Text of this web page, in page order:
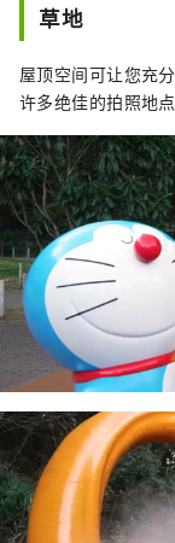
草地
屋顶空间可让您充
许多绝佳的拍照地